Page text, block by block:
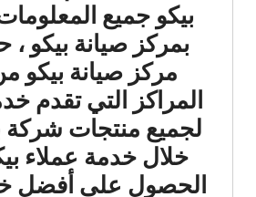
بيكو جميع
بمركز صيانة بيكو ،
مركز صيانة بيكو
المراكز التي تقدم
لجميع منتجات شركة
خلال خدمة عملاء
الحصول على أفضل